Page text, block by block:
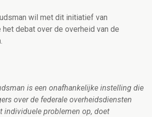
wil met dit initiatief van
het debat over de overheid van de
is een onafhankelijke instelling die
over de federale overheidsdiensten
individuele problemen op, doet